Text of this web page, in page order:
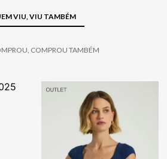
VIU, VIU TAMBÉM
COMPROU TAMBÉM